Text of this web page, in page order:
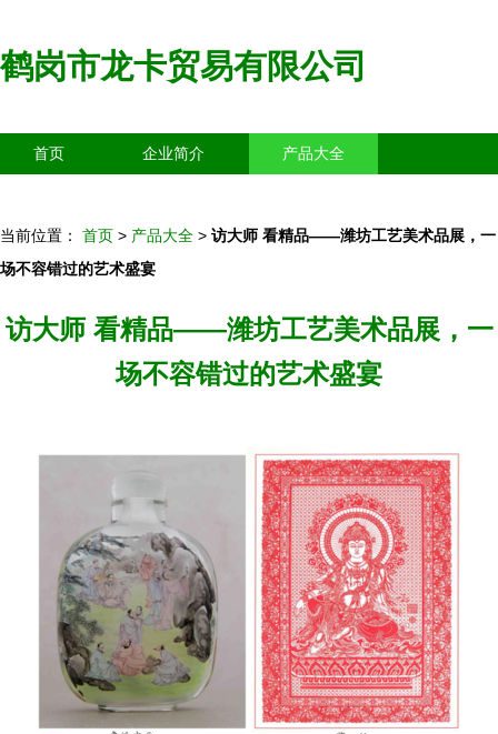
鹤岗市龙卡贸易有限公司
首页 企业简介 产品大全
当前位置： 首页 > 产品大全 > 访大师 看精品——潍坊工艺美术品展，一
场不容错过的艺术盛宴
访大师 看精品——潍坊工艺美术品展，一
场不容错过的艺术盛宴